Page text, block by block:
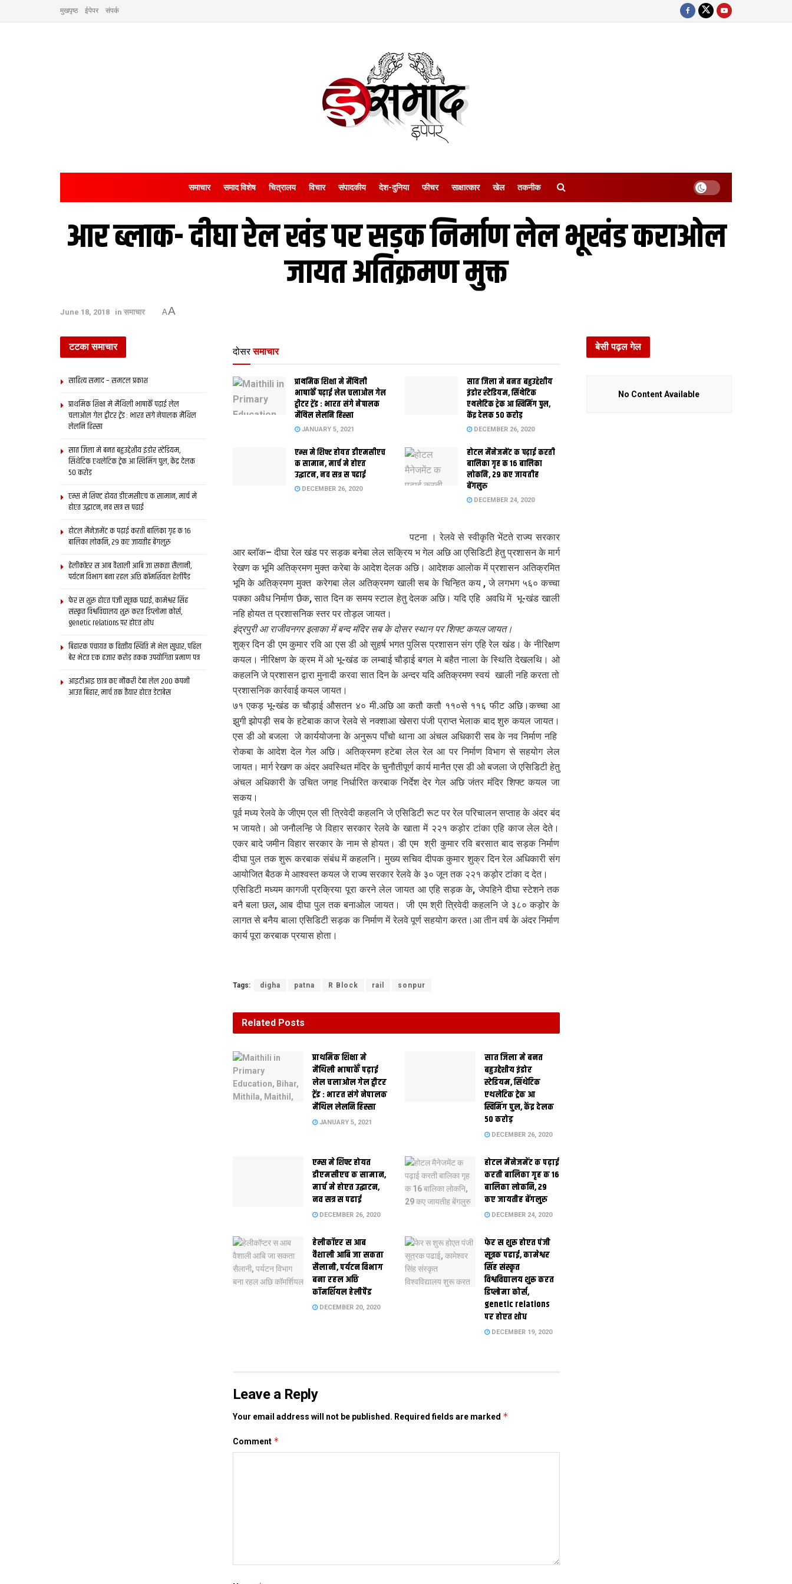
मुखपृष्ठ ईपेपर संपर्क
समाचार समाद विशेष चित्रालय विचार संपादकीय देश-दुनिया फीचर साक्षात्‍कार खेल तकनीक
आर ब्लाक- दीघा रेल खंड पर सड़क निर्माण लेल भूखंड कराओल
जायत अतिक्रमण मुक्त
June 18, 2018 in समाचार AA
दोसर समाचार
प्राथमिक शि‍क्षा मे मैथि‍ली
भाषाकेँ पढ़ाई लेल चलाओल गेल
ट्वीटर ट्रेंड : भारत संगे नेपालक
मैथिल लेलनि हिस्सा
JANUARY 5, 2021
सात जिला मे बनत बहुउद्देशीय
इंडोर स्‍टेडि‍यम, सिंथेटिक
एथलेटिक ट्रेक आ स्विमिंग पुल,
केंद्र देलक 50 करोड़
DECEMBER 26, 2020
एम्स मे शिफ्ट होयत डीएमसीएच
क सामान, मार्च मे होएत
उद्घाटन, नव सत्र स पढाई
DECEMBER 26, 2020
होटल मैनेजमेंट क पढ़ाई करती
बालिका गृह क 16 बालिका
लोकनि, 29 कए जायतीह
बेंगलुरु
DECEMBER 24, 2020
पटना । रेलवे से स्वीकृति भेंटते राज्य सरकार
आर ब्लाॅक– दीघा रेल खंड पर सड़क बनेबा लेल सक्रिय भ गेल अछि आ एसिडिटी हेतु प्रशासन के मार्ग
रेखण क भूमि अतिक्रमण मुक्त करेबा के आदेश देलक अछि। आदेशक आलोक में प्रशासन अतिक्रमित
भूमि के अतिक्रमण मुक्त करेगबा लेल अतिक्रमण खाली सब के चिन्हित कय , जे लगभग ५६० कच्चा
पक्का अवैध निर्माण छैक, सात दिन क समय स्टाल हेतु देलक अछि। यदि एहि अवधि में भू-खंड खाली
नहि होयत त प्रशासनिक स्तर पर तोड़ल जायत।
इंद्रपुरी आ राजीवनगर इलाका में बन्द मंदिर सब के दोसर स्थान पर शिफ्ट कयल जायत।
शुक्र दिन डी एम कुमार रवि आ एस डी ओ सुहर्ष भगत पुलिस प्रशासन संग एहि रेल खंड। के नीरिक्षण
कयल। नीरिक्षण के क्रम में ओ भू-खंड क लम्बाई चौड़ाई बगल मे बहैत नाला के स्थिति देखलथि। ओ
कहलनि जे प्रशासन द्वारा मुनादी करवा सात दिन के अन्दर यदि अतिक्रमण स्वयं खाली नहि करता तो
प्रशासनिक कार्रवाई कयल जायत।
७१ एकड़ भू-खंड क चौड़ाई औसतन ४० मी.अछि आ कतौ कतौ ११०से ११६ फीट अछि।कच्चा आ
झुगी झोपड़ी सब के हटेबाक काज रेलवे से नक्शाआ खेसरा पंजी प्राप्त भेलाक बाद शुरु कयल जायत।
एस डी ओ बजला जे कार्ययोजना के अनुरूप पाँचो थाना आ अंचल अधिकारी सब के नव निर्माण नहि
रोकबा के आदेश देल गेल अछि। अतिक्रमण हटेबा लेल रेल आ पर निर्माण विभाग से सहयोग लेल
जायत। मार्ग रेखण क अंदर अवस्थित मंदिर के चुनौतीपूर्ण कार्य मानैत एस डी ओ बजला जे एसिडिटी हेतु
अंचल अधिकारी के उचित जगह निर्धारित करबाक निर्देश देर गेल अछि जंतर मंदिर शिफ्ट कयल जा
सकय।
पूर्व मध्य रेलवे के जीएम एल सी त्रिवेदी कहलनि जे एसिडिटी रूट पर रेल परिचालन सप्ताह के अंदर बंद
भ जायते। ओ जनौलन्हि जे विहार सरकार रेलवे के खाता में २२१ कड़ोर टांका एहि काज लेल देते।
एकर बादे जमीन विहार सरकार के नाम से होयत। डी एम श्री कुमार रवि बरसात बाद सड़क निर्माण
दीघा पुल तक शुरू करबाक संबंध में कहलनि। मुख्य सचिव दीपक कुमार शुक्र दिन रेल अधिकारी संग
आयोजित बैठक मे आश्वस्त कयल जे राज्य सरकार रेलवे के ३० जून तक २२१ कड़ोर टांका द देत।
एसिडिटी मध्यम कागजी प्रक्रिया पूरा करने लेल जायत आ एहि सड़क के, जेपहिने दीघा स्टेशने तक
बनै बला छल, आब दीघा पुल तक बनाओल जायत। जी एम श्री त्रिवेदी कहलनि जे ३८० कड़ोर के
लागत से बनैय बाला एसिडिटी सड़क क निर्माण में रेलवे पूर्ण सहयोग करत।आ तीन वर्ष के अंदर निर्माण
कार्य पूरा करबाक प्रयास होता।
Tags: digha patna R Block rail sonpur
Related Posts
प्राथमिक शि‍क्षा मे
मैथि‍ली भाषाकेँ पढ़ाई
लेल चलाओल गेल ट्वीटर
ट्रेंड : भारत संगे नेपालक
मैथिल लेलनि हिस्सा
JANUARY 5, 2021
सात जिला मे बनत
बहुउद्देशीय इंडोर
स्‍टेडि‍यम, सिंथेटिक
एथलेटिक ट्रेक आ
स्विमिंग पुल, केंद्र देलक
50 करोड़
DECEMBER 26, 2020
एम्स मे शिफ्ट होयत
डीएमसीएच क सामान,
मार्च मे होएत उद्घाटन,
नव सत्र स पढाई
DECEMBER 26, 2020
होटल मैनेजमेंट क पढ़ाई
करती बालिका गृह क 16
बालिका लोकनि, 29
कए जायतीह बेंगलुरु
DECEMBER 24, 2020
हेलीकॉप्टर स आब
वैशाली आबि जा सकता
सैलानी, पर्यटन विभाग
बना रहल अछि
कॉमर्शियल हेलीपैड
DECEMBER 20, 2020
फेर स शुरू होएत पंजी
सूत्रक पढाई, कामेश्वर
सिंह संस्कृत
विश्वविद्यालय शुरू करत
डिप्लोमा कोर्स,
genetic relations
पर होएत शोध
DECEMBER 19, 2020
Leave a Reply
Your email address will not be published. Required fields are marked *
Comment *
टटका समाचार
साहित्य समाद – समटल प्रकाश
प्राथमिक शि‍क्षा मे मैथि‍ली भाषाकेँ पढ़ाई लेल
चलाओल गेल ट्वीटर ट्रेंड : भारत संगे नेपालक मैथिल
लेलनि हिस्सा
सात जिला मे बनत बहुउद्देशीय इंडोर स्‍टेडि‍यम,
सिंथेटिक एथलेटिक ट्रेक आ स्विमिंग पुल, केंद्र देलक
50 करोड़
एम्स मे शिफ्ट होयत डीएमसीएच क सामान, मार्च मे
होएत उद्घाटन, नव सत्र स पढाई
होटल मैनेजमेंट क पढ़ाई करती बालिका गृह क 16
बालिका लोकनि, 29 कए जायतीह बेंगलुरु
हेलीकॉप्टर स आब वैशाली आबि जा सकता सैलानी,
पर्यटन विभाग बना रहल अछि कॉमर्शियल हेलीपैड
फेर स शुरू होएत पंजी सूत्रक पढाई, कामेश्वर सिंह
संस्कृत विश्वविद्यालय शुरू करत डिप्लोमा कोर्स,
genetic relations पर होएत शोध
बिहारक पंचायत क वित्‍तीय स्थिति मे भेल सुधार, पहिल
बेर भेटत एक हजार करोड़ तकक उपयोगिता प्रमाण पत्र
आइटीआइ छात्र कए नौकरी देबा लेल 200 कंपनी
आउत बिहार, मार्च तक तैयार होएत डेटाबेस
बेसी पढ़ल गेल
No Content Available